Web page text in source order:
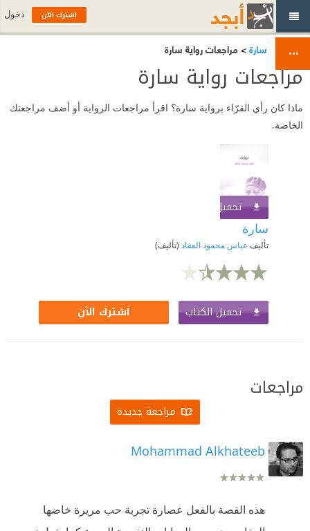
سارة> مراجعات رواية سارة
مراجعات رواية سارة
ماذا كان رأي القرّاء برواية سارة؟ اقرأ مراجعات الرواية أو أضف مراجعتك
الخاصة.
تحميل الكتاب
سارة
تأليف عباس محمود العقاد (تأليف)
تحميل الكتاب اشترك الآن
مراجعات
مراجعة جديدة
Mohammad Alkhateeb
هذه القصة بالفعل عصارة تجربة حب مريرة خاضها
اشترك الآن دخول